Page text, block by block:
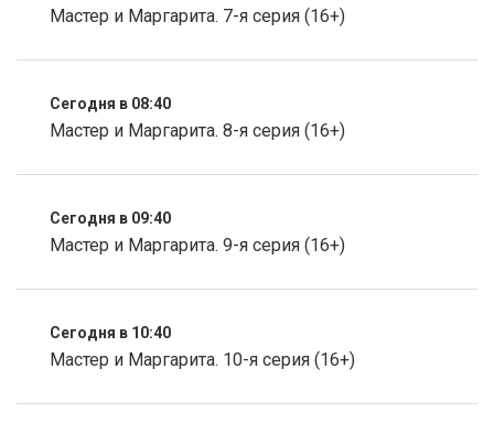
Мастер и Маргарита. 7-я серия (16+)
Сегодня в 08:40
Мастер и Маргарита. 8-я серия (16+)
Сегодня в 09:40
Мастер и Маргарита. 9-я серия (16+)
Сегодня в 10:40
Мастер и Маргарита. 10-я серия (16+)